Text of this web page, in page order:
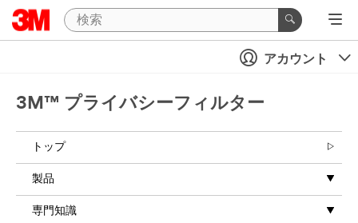
アカウント
3M™ プライバシーフィルター
トップ
製品
専門知識